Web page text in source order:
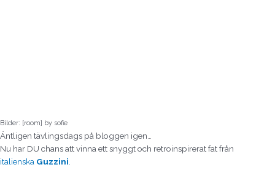
Bilder: [room] by sofie
Äntligen tävlingsdags på bloggen igen…
Nu har DU chans att vinna ett snyggt och retroinspirerat fat från
italienska Guzzini